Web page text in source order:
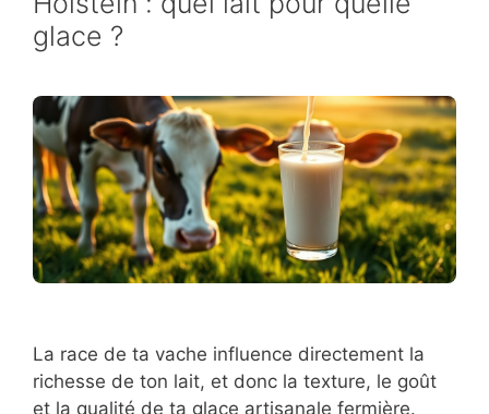
glace ?
La race de ta vache influence directement la
richesse de ton lait, et donc la texture, le goût
et la qualité de ta glace artisanale fermière.